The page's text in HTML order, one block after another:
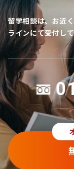
留学相談は、お近
ラインにて受付し